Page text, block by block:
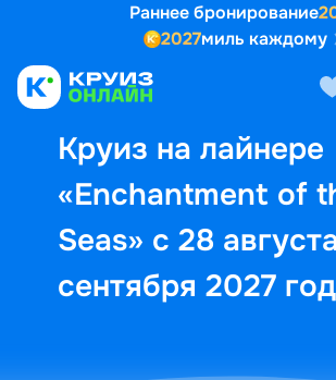
Раннее бронирование
2027миль каждому
Круиз на лайнере
«Enchantment of
Seas» с 28
сентября 2027
Выбор кают